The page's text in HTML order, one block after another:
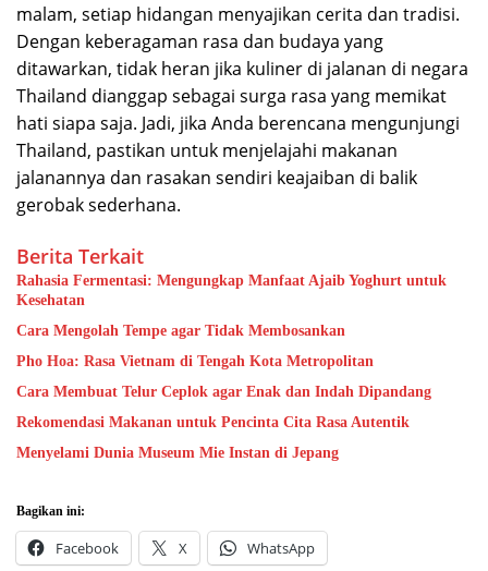
malam, setiap hidangan menyajikan cerita dan tradisi.
Dengan keberagaman rasa dan budaya yang
ditawarkan, tidak heran jika kuliner di jalanan di negara
Thailand dianggap sebagai surga rasa yang memikat
hati siapa saja. Jadi, jika Anda berencana mengunjungi
Thailand, pastikan untuk menjelajahi makanan
jalanannya dan rasakan sendiri keajaiban di balik
gerobak sederhana.
Berita Terkait
Rahasia Fermentasi: Mengungkap Manfaat Ajaib Yoghurt untuk
Kesehatan
Cara Mengolah Tempe agar Tidak Membosankan
Pho Hoa: Rasa Vietnam di Tengah Kota Metropolitan
Cara Membuat Telur Ceplok agar Enak dan Indah Dipandang
Rekomendasi Makanan untuk Pencinta Cita Rasa Autentik
Menyelami Dunia Museum Mie Instan di Jepang
Bagikan ini:
Facebook X WhatsApp